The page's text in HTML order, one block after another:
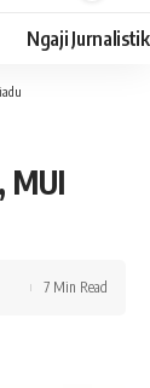
Resizer
Ngaji Jurnalistik
MUI
7 Min Read